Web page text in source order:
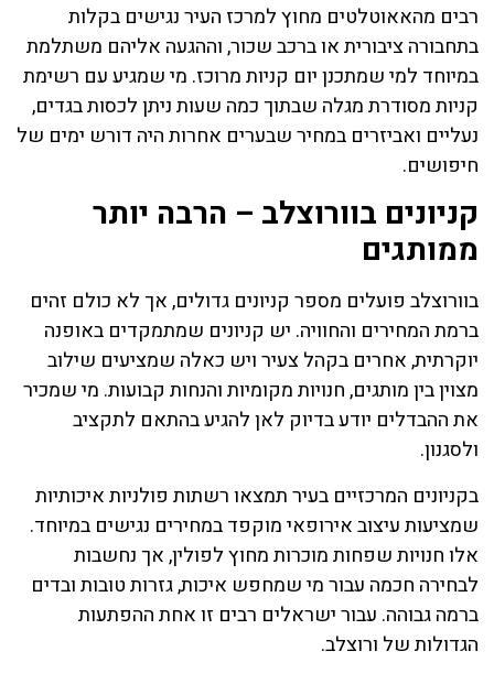
רבים מהאאוטלטים מחוץ למרכז העיר נגישים בקלות
בתחבורה ציבורית או ברכב שכור, וההגעה אליהם משתלמת
במיוחד למי שמתכנן יום קניות מרוכז. מי שמגיע עם רשימת
קניות מסודרת מגלה שבתוך כמה שעות ניתן לכסות בגדים,
נעליים ואביזרים במחיר שבערים אחרות היה דורש ימים של
חיפושים.
קניונים בוורוצלב – הרבה יותר
ממותגים
בוורוצלב פועלים מספר קניונים גדולים, אך לא כולם זהים
ברמת המחירים והחוויה. יש קניונים שמתמקדים באופנה
יוקרתית, אחרים בקהל צעיר ויש כאלה שמציעים שילוב
מצוין בין מותגים, חנויות מקומיות והנחות קבועות. מי שמכיר
את ההבדלים יודע בדיוק לאן להגיע בהתאם לתקציב
ולסגנון.
בקניונים המרכזיים בעיר תמצאו רשתות פולניות איכותיות
שמציעות עיצוב אירופאי מוקפד במחירים נגישים במיוחד.
אלו חנויות שפחות מוכרות מחוץ לפולין, אך נחשבות
לבחירה חכמה עבור מי שמחפש איכות, גזרות טובות ובדים
ברמה גבוהה. עבור ישראלים רבים זו אחת ההפתעות
הגדולות של ורוצלב.